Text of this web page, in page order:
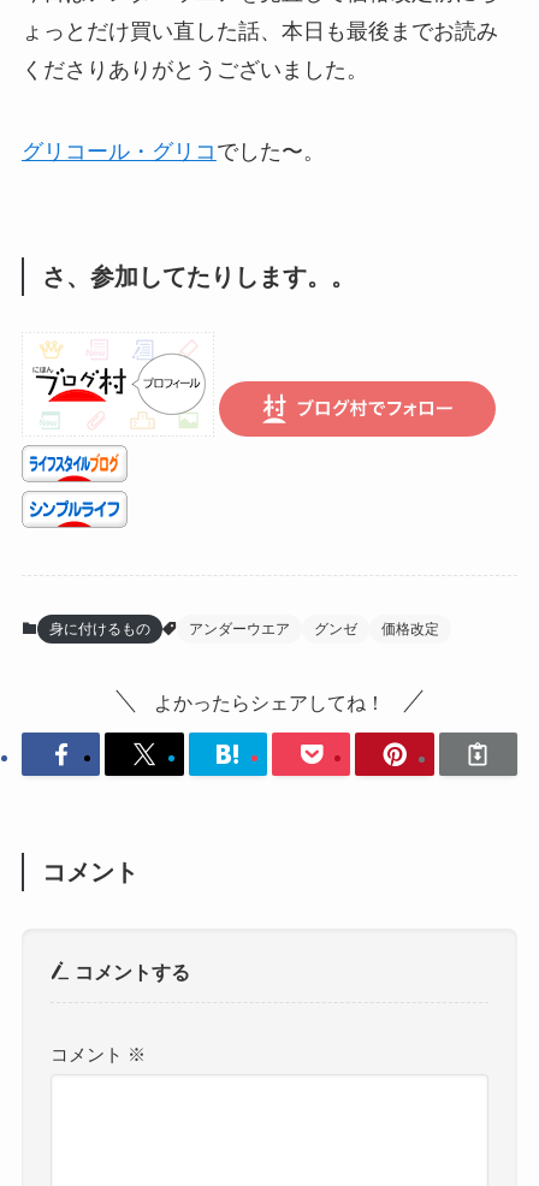
ょっとだけ買い直した話、本日も最後までお読み
くださりありがとうございました。
グリコール・グリコ でした〜。
さ、参加してたりします。。
身に付けるもの アンダーウエア グンゼ 価格改定
よかったらシェアしてね！
コメント
コメントする
コメント ※